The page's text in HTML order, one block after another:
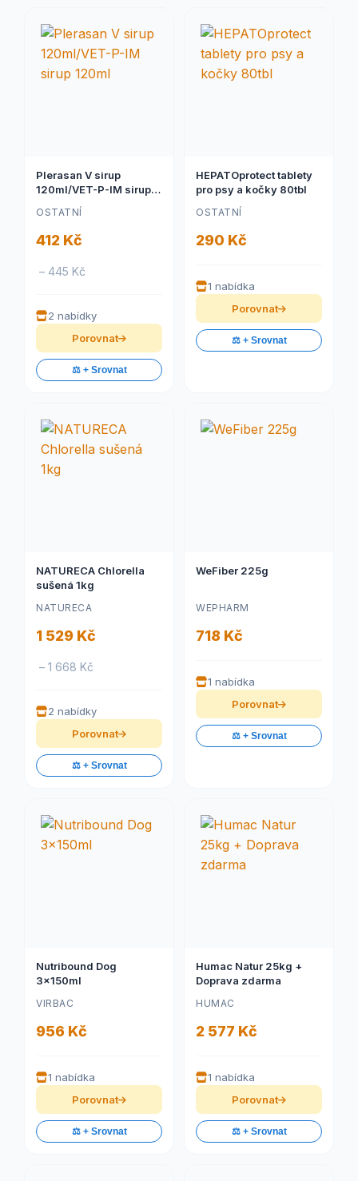
Plerasan V sirup
120ml/VET-P-IM sirup
OSTATNÍ
412 Kč
– 445 Kč
2 nabídky
Porovnat
⚖️ + Srovnat
HEPATOprotect tablety
pro psy a kočky 80tbl
OSTATNÍ
290 Kč
1 nabídka
Porovnat
⚖️ + Srovnat
NATURECA Chlorella
sušená 1kg
NATURECA
1 529 Kč
– 1 668 Kč
2 nabídky
Porovnat
⚖️ + Srovnat
WeFiber 225g
WEPHARM
718 Kč
1 nabídka
Porovnat
⚖️ + Srovnat
Nutribound Dog
3x150ml
VIRBAC
956 Kč
1 nabídka
Porovnat
⚖️ + Srovnat
Humac Natur 25kg +
Doprava zdarma
HUMAC
2 577 Kč
1 nabídka
Porovnat
⚖️ + Srovnat